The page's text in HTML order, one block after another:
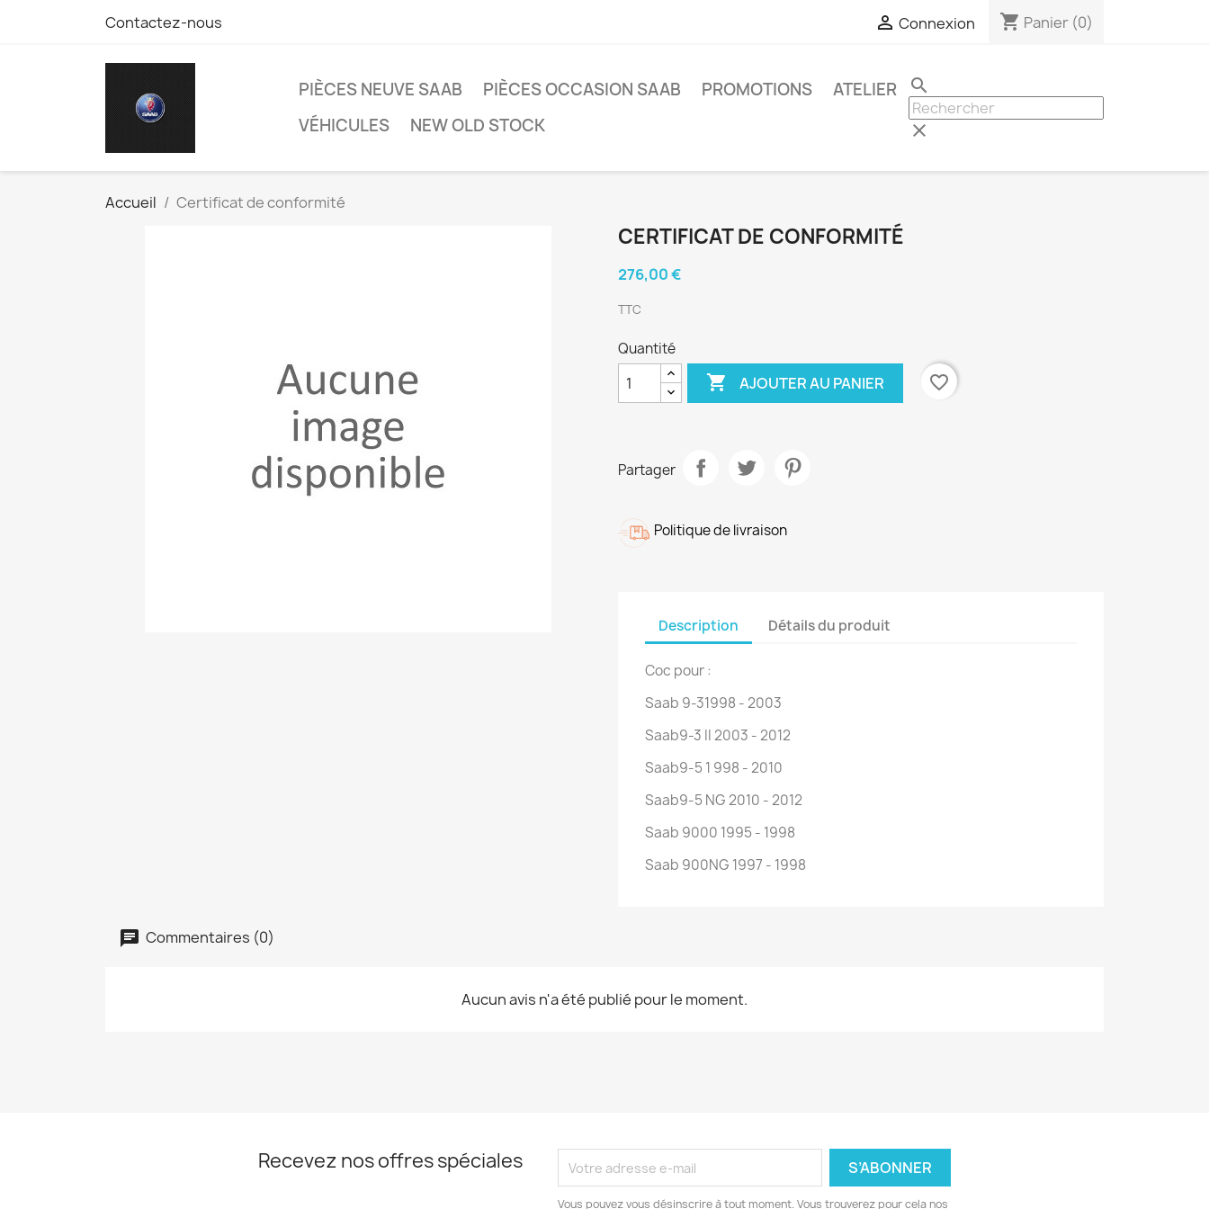
Contactez-nous  Connexion shopping_cart Panier (0)
PIÈCES NEUVE SAAB PIÈCES OCCASION SAAB PROMOTIONS
ATELIER
VÉHICULES
NEW OLD STOCK
search
clear
Accueil Certificat de conformité
CERTIFICAT DE CONFORMITÉ
276,00 €
TTC
Quantité
 AJOUTER AU PANIER favorite_border
Partager
Politique de livraison
Description Détails du produit
Coc pour :
Saab 9-31998 - 2003
Saab9-3 II 2003 - 2012
Saab9-5 1 998 - 2010
Saab9-5 NG 2010 - 2012
Saab 9000 1995 - 1998
Saab 900NG 1997 - 1998
Commentaires (0)
Aucun avis n'a été publié pour le moment.
Recevez nos offres spéciales
Vous pouvez vous désinscrire à tout moment. Vous trouverez pour cela nos